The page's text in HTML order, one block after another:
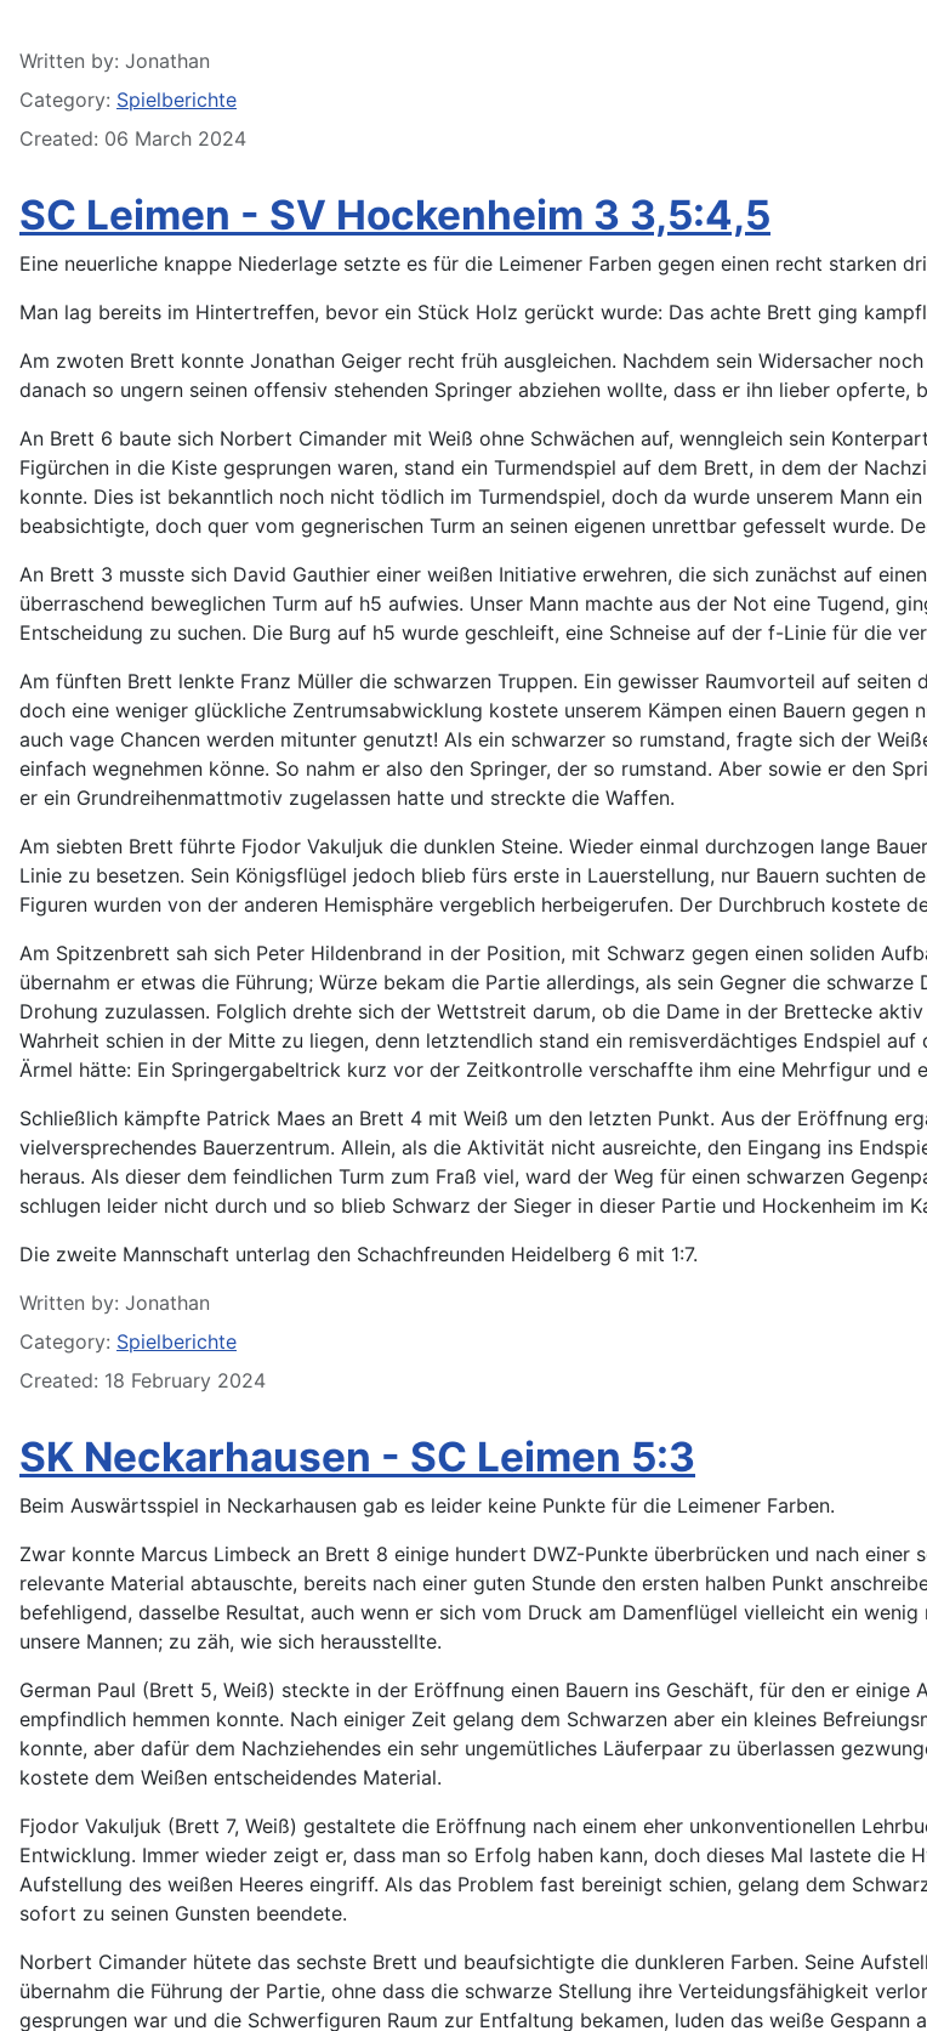
Details
Written by: Jonathan
Category: Spielberichte
Created: 06 March 2024
SC Leimen - SV Hockenheim 3 3,5:4,5
Eine neuerliche knappe Niederlage setzte es für die Leimener Farben gegen einen recht starken
Man lag bereits im Hintertreffen, bevor ein Stück Holz gerückt wurde: Das achte Brett ging
Am zwoten Brett konnte Jonathan Geiger recht früh ausgleichen. Nachdem sein Widersacher
danach so ungern seinen offensiv stehenden Springer abziehen wollte, dass er ihn lieber
An Brett 6 baute sich Norbert Cimander mit Weiß ohne Schwächen auf, wenngleich sein
Figürchen in die Kiste gesprungen waren, stand ein Turmendspiel auf dem Brett, in dem der
konnte. Dies ist bekanntlich noch nicht tödlich im Turmendspiel, doch da wurde unserem Mann
beabsichtigte, doch quer vom gegnerischen Turm an seinen eigenen unrettbar gefesselt wurde.
An Brett 3 musste sich David Gauthier einer weißen Initiative erwehren, die sich zunächst auf
überraschend beweglichen Turm auf h5 aufwies. Unser Mann machte aus der Not eine Tugend,
Entscheidung zu suchen. Die Burg auf h5 wurde geschleift, eine Schneise auf der f-Linie für die
Am fünften Brett lenkte Franz Müller die schwarzen Truppen. Ein gewisser Raumvorteil auf
doch eine weniger glückliche Zentrumsabwicklung kostete unserem Kämpen einen Bauern
auch vage Chancen werden mitunter genutzt! Als ein schwarzer so rumstand, fragte sich der
einfach wegnehmen könne. So nahm er also den Springer, der so rumstand. Aber sowie er den
er ein Grundreihenmattmotiv zugelassen hatte und streckte die Waffen.
Am siebten Brett führte Fjodor Vakuljuk die dunklen Steine. Wieder einmal durchzogen lange
Linie zu besetzen. Sein Königsflügel jedoch blieb fürs erste in Lauerstellung, nur Bauern suchten
Figuren wurden von der anderen Hemisphäre vergeblich herbeigerufen. Der Durchbruch kostete
Am Spitzenbrett sah sich Peter Hildenbrand in der Position, mit Schwarz gegen einen soliden
übernahm er etwas die Führung; Würze bekam die Partie allerdings, als sein Gegner die
Drohung zuzulassen. Folglich drehte sich der Wettstreit darum, ob die Dame in der Brettecke
Wahrheit schien in der Mitte zu liegen, denn letztendlich stand ein remisverdächtiges Endspiel
Ärmel hätte: Ein Springergabeltrick kurz vor der Zeitkontrolle verschaffte ihm eine Mehrfigur und
Schließlich kämpfte Patrick Maes an Brett 4 mit Weiß um den letzten Punkt. Aus der Eröffnung
vielversprechendes Bauerzentrum. Allein, als die Aktivität nicht ausreichte, den Eingang ins
heraus. Als dieser dem feindlichen Turm zum Fraß viel, ward der Weg für einen schwarzen
schlugen leider nicht durch und so blieb Schwarz der Sieger in dieser Partie und Hockenheim im
Die zweite Mannschaft unterlag den Schachfreunden Heidelberg 6 mit 1:7.
Details
Written by: Jonathan
Category: Spielberichte
Created: 18 February 2024
SK Neckarhausen - SC Leimen 5:3
Beim Auswärtsspiel in Neckarhausen gab es leider keine Punkte für die Leimener Farben.
Zwar konnte Marcus Limbeck an Brett 8 einige hundert DWZ-Punkte überbrücken und nach
relevante Material abtauschte, bereits nach einer guten Stunde den ersten halben Punkt
befehligend, dasselbe Resultat, auch wenn er sich vom Druck am Damenflügel vielleicht ein
unsere Mannen; zu zäh, wie sich herausstellte.
German Paul (Brett 5, Weiß) steckte in der Eröffnung einen Bauern ins Geschäft, für den er
empfindlich hemmen konnte. Nach einiger Zeit gelang dem Schwarzen aber ein kleines
konnte, aber dafür dem Nachziehendes ein sehr ungemütliches Läuferpaar zu überlassen
kostete dem Weißen entscheidendes Material.
Fjodor Vakuljuk (Brett 7, Weiß) gestaltete die Eröffnung nach einem eher unkonventionellen
Entwicklung. Immer wieder zeigt er, dass man so Erfolg haben kann, doch dieses Mal lastete die
Aufstellung des weißen Heeres eingriff. Als das Problem fast bereinigt schien, gelang dem
sofort zu seinen Gunsten beendete.
Norbert Cimander hütete das sechste Brett und beaufsichtigte die dunkleren Farben. Seine
übernahm die Führung der Partie, ohne dass die schwarze Stellung ihre Verteidungsfähigkeit
gesprungen war und die Schwerfiguren Raum zur Entfaltung bekamen, luden das weiße